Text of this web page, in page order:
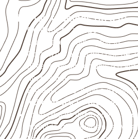
Critérios técnicos de uso
Confirme se a espessura e o
compatíveis com o projeto.
Organize o plano de corte de
dimensões disponíveis e o
necessário.
Proteja cortes, furos e
indicada para o projeto.
Evite contato direto com o
acumulada e apoios